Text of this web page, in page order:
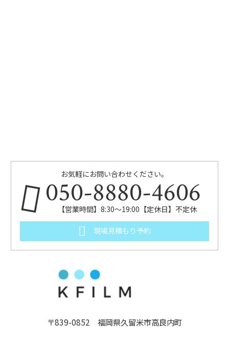
お気軽にお問い合わせください。
050-8880-4606
【営業時間】8:30～19:00【定休日】不定休
現場見積もり予約
〒839-0852 福岡県久留米市高良内町